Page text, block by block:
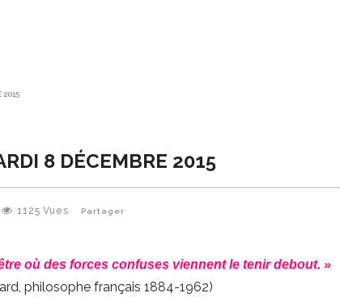
2015
8 DÉCEMBRE 2015
1125 Vues Partager
où des forces confuses viennent le tenir debout. »
philosophe français 1884-1962)